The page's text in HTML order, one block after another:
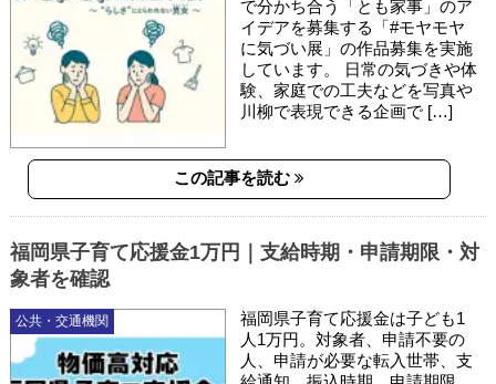
で分かち合う「とも家事」のア
イデアを募集する「#モヤモヤ
に気づい展」の作品募集を実施
しています。 日常の気づきや体
験、家庭での工夫などを写真や
川柳で表現できる企画で […]
この記事を読む
公共・交通機関
福岡県子育て応援金1万円｜支給時期・申請期限・対
象者を確認
福岡県子育て応援金は子ども1
人1万円。対象者、申請不要の
人、申請が必要な転入世帯、支